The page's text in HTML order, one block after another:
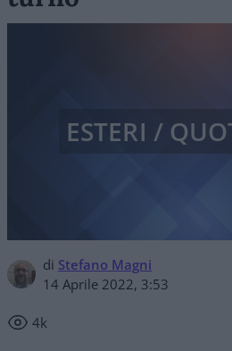
di Stefano Magni
14 Aprile 2022, 3:53
4k
ESTERI /